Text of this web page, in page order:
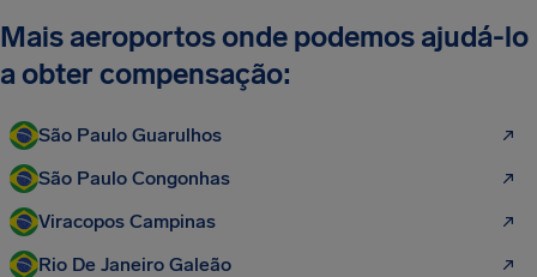
Mais aeroportos onde podemos ajudá-lo
a obter compensação:
São Paulo Guarulhos
São Paulo Congonhas
Viracopos Campinas
Rio De Janeiro Galeão